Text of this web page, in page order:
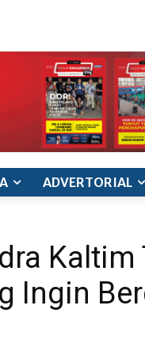
ADVERTORIAL
Kaltim
Ingin